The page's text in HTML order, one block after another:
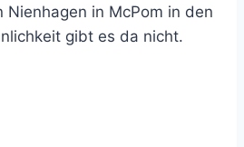
Nienhagen in McPom in den
gibt es da nicht.